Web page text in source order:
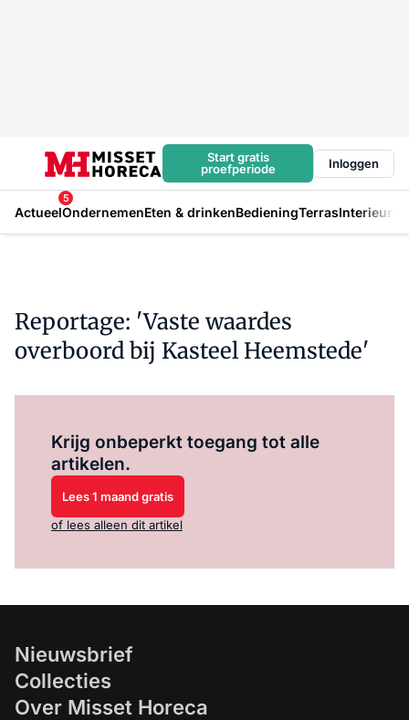
Start gratis
proefperiode
Inloggen
Actueel
5
OndernemenEten & drinkenBedieningTerrasInterieur
Reportage: 'Vaste waardes
overboord bij Kasteel Heemstede'
Krijg onbeperkt toegang tot alle
artikelen.
Lees 1 maand gratis
of lees alleen dit artikel
Nieuwsbrief
Collecties
Over Misset Horeca